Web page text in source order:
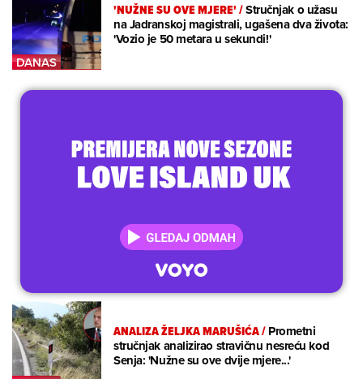
'NUŽNE SU OVE MJERE'/Stručnjak o užasu
na Jadranskoj magistrali, ugašena dva života:
'Vozio je 50 metara u sekundi!'
ANALIZA ŽELJKA MARUŠIĆA/Prometni
stručnjak analizirao stravičnu nesreću kod
Senja: 'Nužne su ove dvije mjere...'